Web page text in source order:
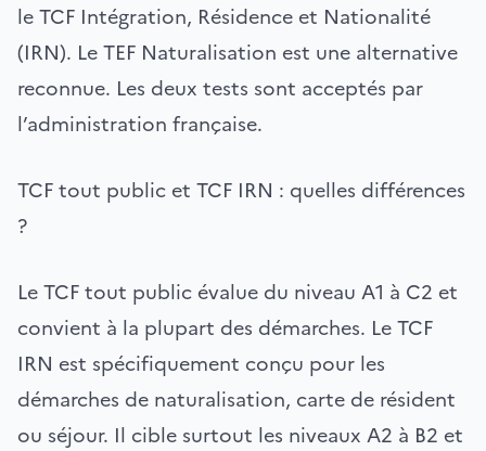
le TCF Intégration, Résidence et Nationalité
(IRN). Le TEF Naturalisation est une alternative
reconnue. Les deux tests sont acceptés par
l’administration française.
TCF tout public et TCF IRN : quelles différences
?
Le TCF tout public évalue du niveau A1 à C2 et
convient à la plupart des démarches. Le TCF
IRN est spécifiquement conçu pour les
démarches de naturalisation, carte de résident
ou séjour. Il cible surtout les niveaux A2 à B2 et